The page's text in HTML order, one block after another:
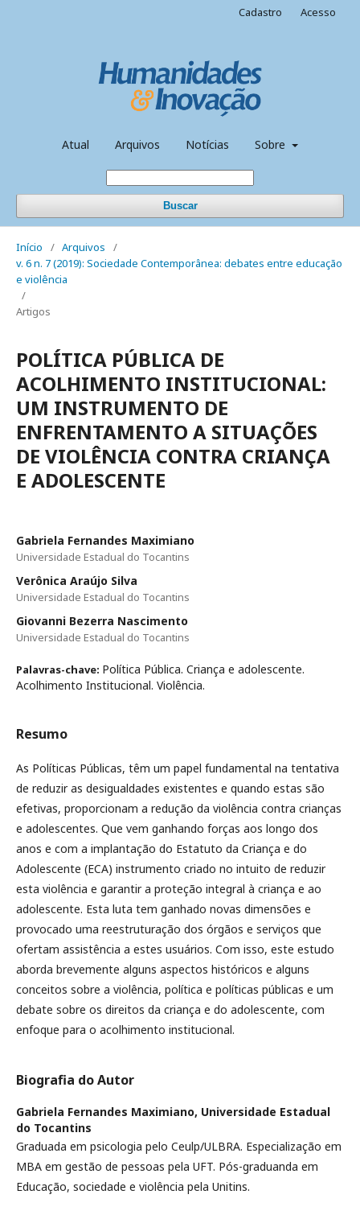
Atual Arquivos Notícias Sobre
Buscar
Cadastro Acesso
Início / Arquivos
/
v. 6 n. 7 (2019): Sociedade Contemporânea: debates entre educação
e violência
/
Artigos
POLÍTICA PÚBLICA DE
ACOLHIMENTO INSTITUCIONAL:
UM INSTRUMENTO DE
ENFRENTAMENTO A SITUAÇÕES
DE VIOLÊNCIA CONTRA CRIANÇA
E ADOLESCENTE
Gabriela Fernandes Maximiano
Universidade Estadual do Tocantins
Verônica Araújo Silva
Universidade Estadual do Tocantins
Giovanni Bezerra Nascimento
Universidade Estadual do Tocantins
Palavras-chave: Política Pública. Criança e adolescente.
Acolhimento Institucional. Violência.
Resumo
As Políticas Públicas, têm um papel fundamental na tentativa
de reduzir as desigualdades existentes e quando estas são
efetivas, proporcionam a redução da violência contra crianças
e adolescentes. Que vem ganhando forças aos longo dos
anos e com a implantação do Estatuto da Criança e do
Adolescente (ECA) instrumento criado no intuito de reduzir
esta violência e garantir a proteção integral à criança e ao
adolescente. Esta luta tem ganhado novas dimensões e
provocado uma reestruturação dos órgãos e serviços que
ofertam assistência a estes usuários. Com isso, este estudo
aborda brevemente alguns aspectos históricos e alguns
conceitos sobre a violência, política e políticas públicas e um
debate sobre os direitos da criança e do adolescente, com
enfoque para o acolhimento institucional.
Biografia do Autor
Gabriela Fernandes Maximiano, Universidade Estadual
do Tocantins
Graduada em psicologia pelo Ceulp/ULBRA. Especialização em
MBA em gestão de pessoas pela UFT. Pós-graduanda em
Educação, sociedade e violência pela Unitins.